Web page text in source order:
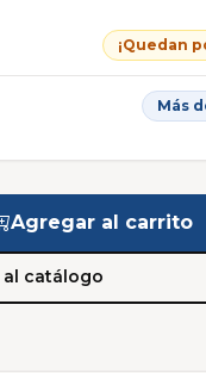
¡Quedan
Más
Agregar al carrito
al catálogo